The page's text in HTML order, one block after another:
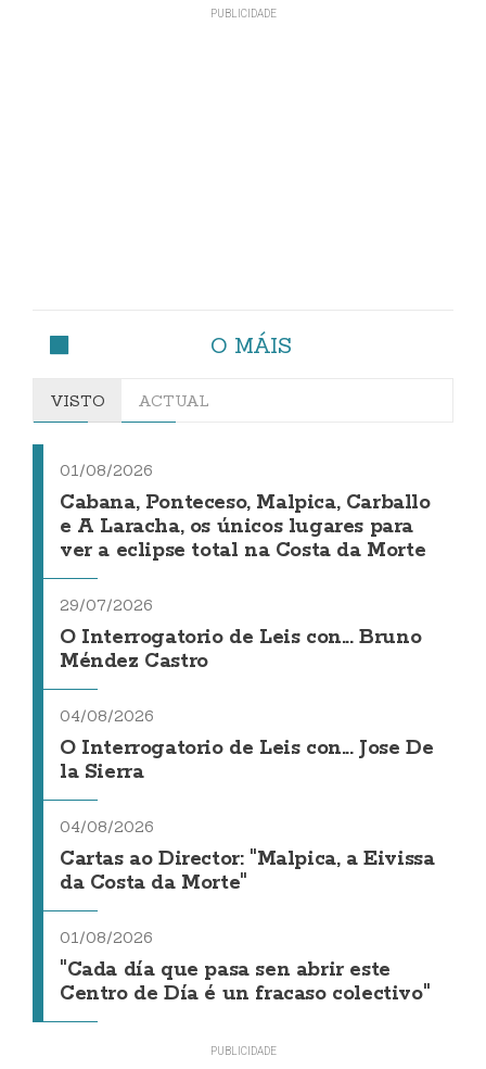
O MÁIS
VISTO ACTUAL
01/08/2026
Cabana, Ponteceso, Malpica, Carballo
e A Laracha, os únicos lugares para
ver a eclipse total na Costa da Morte
29/07/2026
O Interrogatorio de Leis con... Bruno
Méndez Castro
04/08/2026
O Interrogatorio de Leis con... Jose De
la Sierra
04/08/2026
Cartas ao Director: "Malpica, a Eivissa
da Costa da Morte"
01/08/2026
"Cada día que pasa sen abrir este
Centro de Día é un fracaso colectivo"